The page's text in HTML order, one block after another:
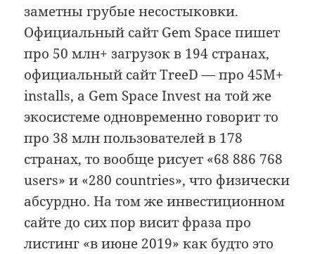
заметны грубые несостыковки.
Официальный сайт Gem Space пишет
про 50 млн+ загрузок в 194 странах,
официальный сайт TreeD — про 45M+
installs, а Gem Space Invest на той же
экосистеме одновременно говорит то
про 38 млн пользователей в 178
странах, то вообще рисует «68 886 768
users» и «280 countries», что физически
абсурдно. На том же инвестиционном
сайте до сих пор висит фраза про
листинг «в июне 2019» как будто это